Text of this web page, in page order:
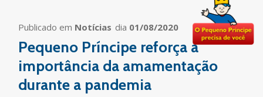
Publicado em Notícias dia 01/08/2020
Pequeno Príncipe reforça a
importância da amamentação
durante a pandemia